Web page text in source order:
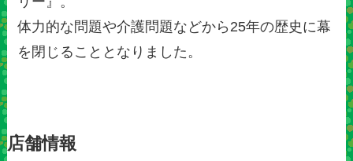
体力的な問題や介護問題などから25年の歴史に幕
を閉じることとなりました。
店舗情報